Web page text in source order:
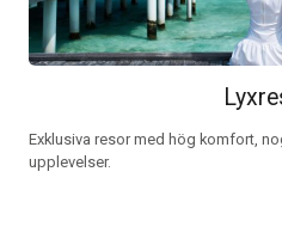
Exklusiva resor med hög komfort,
upplevelser.